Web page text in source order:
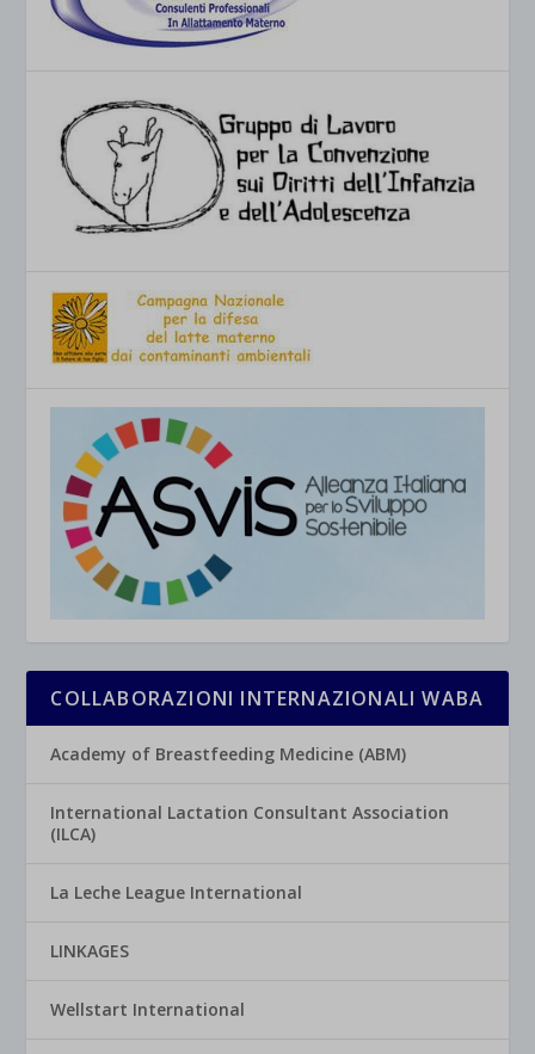
COLLABORAZIONI INTERNAZIONALI WABA
Academy of Breastfeeding Medicine (ABM)
International Lactation Consultant Association
(ILCA)
La Leche League International
LINKAGES
Wellstart International